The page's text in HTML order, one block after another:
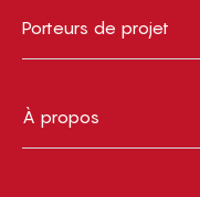
Porteurs de projet
À propos